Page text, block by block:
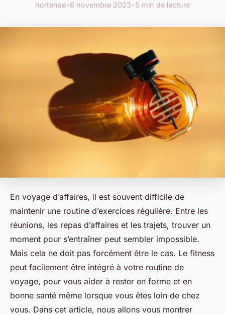
hortense•6 novembre 2023•5 min de lecture
En voyage d’affaires, il est souvent difficile de
maintenir une routine d’exercices régulière. Entre les
réunions, les repas d’affaires et les trajets, trouver un
moment pour s’entraîner peut sembler impossible.
Mais cela ne doit pas forcément être le cas. Le fitness
peut facilement être intégré à votre routine de
voyage, pour vous aider à rester en forme et en
bonne santé même lorsque vous êtes loin de chez
vous. Dans cet article, nous allons vous montrer